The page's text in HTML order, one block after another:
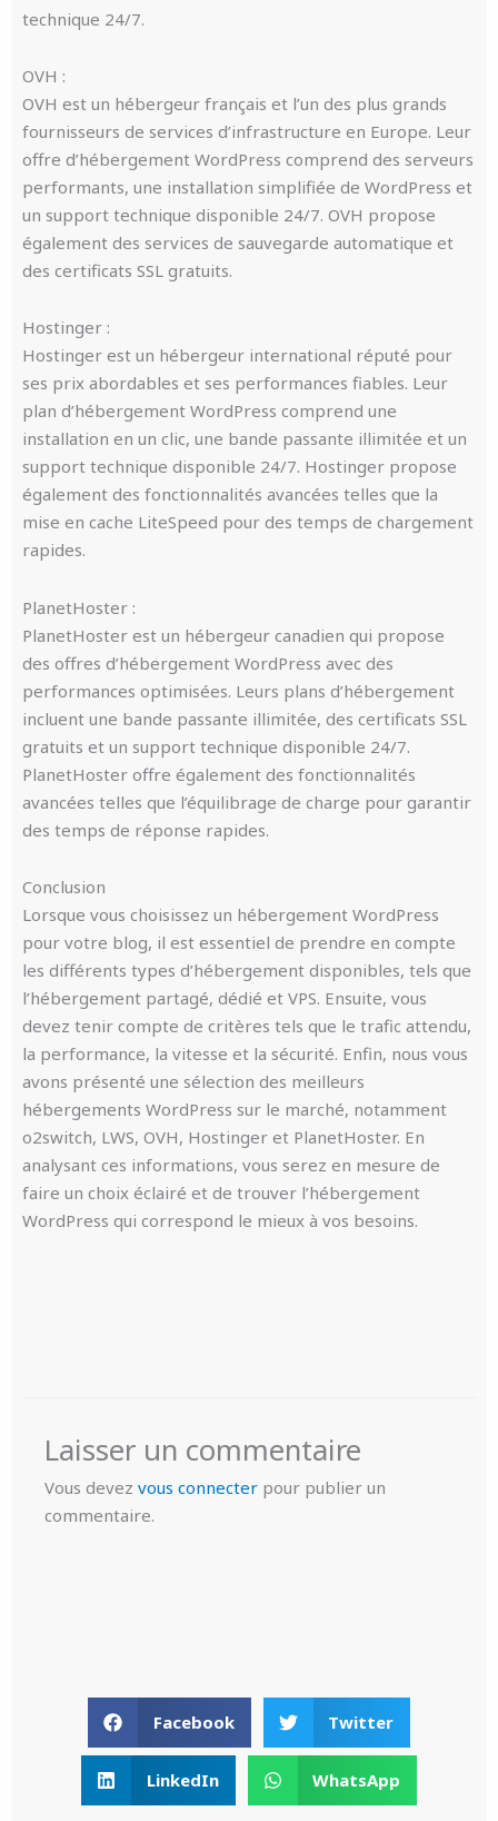
technique 24/7.
OVH :
OVH est un hébergeur français et l’un des plus grands
fournisseurs de services d’infrastructure en Europe. Leur
offre d’hébergement WordPress comprend des serveurs
performants, une installation simplifiée de WordPress et
un support technique disponible 24/7. OVH propose
également des services de sauvegarde automatique et
des certificats SSL gratuits.
Hostinger :
Hostinger est un hébergeur international réputé pour
ses prix abordables et ses performances fiables. Leur
plan d’hébergement WordPress comprend une
installation en un clic, une bande passante illimitée et un
support technique disponible 24/7. Hostinger propose
également des fonctionnalités avancées telles que la
mise en cache LiteSpeed pour des temps de chargement
rapides.
PlanetHoster :
PlanetHoster est un hébergeur canadien qui propose
des offres d’hébergement WordPress avec des
performances optimisées. Leurs plans d’hébergement
incluent une bande passante illimitée, des certificats SSL
gratuits et un support technique disponible 24/7.
PlanetHoster offre également des fonctionnalités
avancées telles que l’équilibrage de charge pour garantir
des temps de réponse rapides.
Conclusion
Lorsque vous choisissez un hébergement WordPress
pour votre blog, il est essentiel de prendre en compte
les différents types d’hébergement disponibles, tels que
l’hébergement partagé, dédié et VPS. Ensuite, vous
devez tenir compte de critères tels que le trafic attendu,
la performance, la vitesse et la sécurité. Enfin, nous vous
avons présenté une sélection des meilleurs
hébergements WordPress sur le marché, notamment
o2switch, LWS, OVH, Hostinger et PlanetHoster. En
analysant ces informations, vous serez en mesure de
faire un choix éclairé et de trouver l’hébergement
WordPress qui correspond le mieux à vos besoins.
Laisser un commentaire
Vous devez vous connecter pour publier un
commentaire.
Facebook Twitter
LinkedIn WhatsApp